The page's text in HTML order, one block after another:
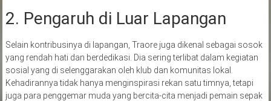
2. Pengaruh di Luar Lapangan
Selain kontribusinya di lapangan, Traore juga dikenal sebagai sosok
yang rendah hati dan berdedikasi. Dia sering terlibat dalam kegiatan
sosial yang di selenggarakan oleh klub dan komunitas lokal.
Kehadirannya tidak hanya menginspirasi rekan satu timnya, tetapi
juga para penggemar muda yang bercita-cita menjadi pemain sepak